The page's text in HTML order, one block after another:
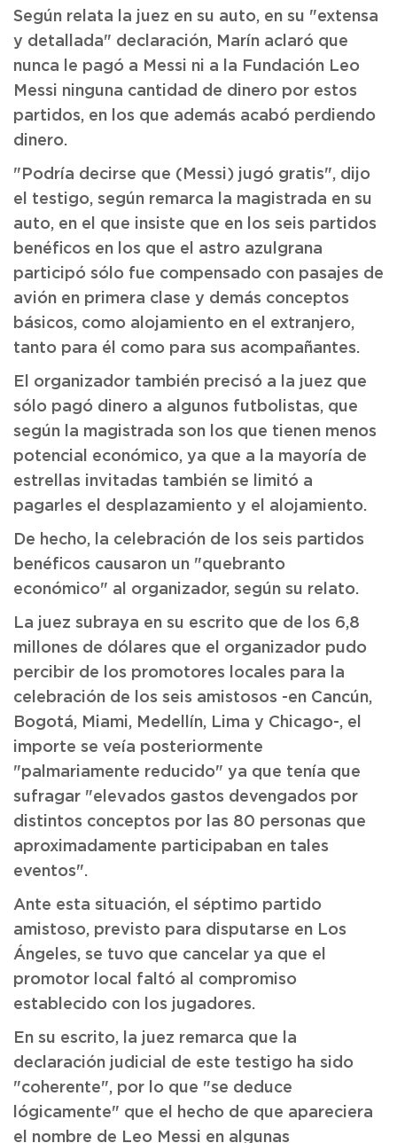
Según relata la juez en su auto, en su "extensa
y detallada" declaración, Marín aclaró que
nunca le pagó a Messi ni a la Fundación Leo
Messi ninguna cantidad de dinero por estos
partidos, en los que además acabó perdiendo
dinero.
"Podría decirse que (Messi) jugó gratis", dijo
el testigo, según remarca la magistrada en su
auto, en el que insiste que en los seis partidos
benéficos en los que el astro azulgrana
participó sólo fue compensado con pasajes de
avión en primera clase y demás conceptos
básicos, como alojamiento en el extranjero,
tanto para él como para sus acompañantes.
El organizador también precisó a la juez que
sólo pagó dinero a algunos futbolistas, que
según la magistrada son los que tienen menos
potencial económico, ya que a la mayoría de
estrellas invitadas también se limitó a
pagarles el desplazamiento y el alojamiento.
De hecho, la celebración de los seis partidos
benéficos causaron un "quebranto
económico" al organizador, según su relato.
La juez subraya en su escrito que de los 6,8
millones de dólares que el organizador pudo
percibir de los promotores locales para la
celebración de los seis amistosos -en Cancún,
Bogotá, Miami, Medellín, Lima y Chicago-, el
importe se veía posteriormente
"palmariamente reducido" ya que tenía que
sufragar "elevados gastos devengados por
distintos conceptos por las 80 personas que
aproximadamente participaban en tales
eventos".
Ante esta situación, el séptimo partido
amistoso, previsto para disputarse en Los
Ángeles, se tuvo que cancelar ya que el
promotor local faltó al compromiso
establecido con los jugadores.
En su escrito, la juez remarca que la
declaración judicial de este testigo ha sido
"coherente", por lo que "se deduce
lógicamente" que el hecho de que apareciera
el nombre de Leo Messi en algunas